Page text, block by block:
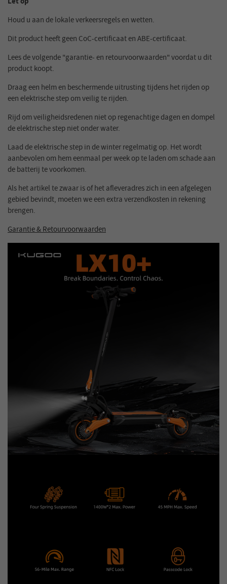
Houd u aan de lokale verkeersregels en wetten.
Dit product heeft geen CoC-certificaat en ABE-certificaat.
Lees de volgende "garantie- en retourvoorwaarden" voordat u dit
product koopt.
Draag een helm en beschermende uitrusting tijdens het rijden op
een elektrische step om veilig te rijden.
Rijd om veiligheidsredenen niet op regenachtige dagen en dompel
de elektrische step niet onder water.
Laad de elektrische step in de winter regelmatig op. Het wordt
aanbevolen om hem eenmaal per week op te laden om schade aan
de batterij te voorkomen.
Als het artikel te zwaar is of het afleveradres zich in een afgelegen
gebied bevindt, moeten we een extra verzendkosten in rekening
brengen.
Garantie & Retourvoorwaarden